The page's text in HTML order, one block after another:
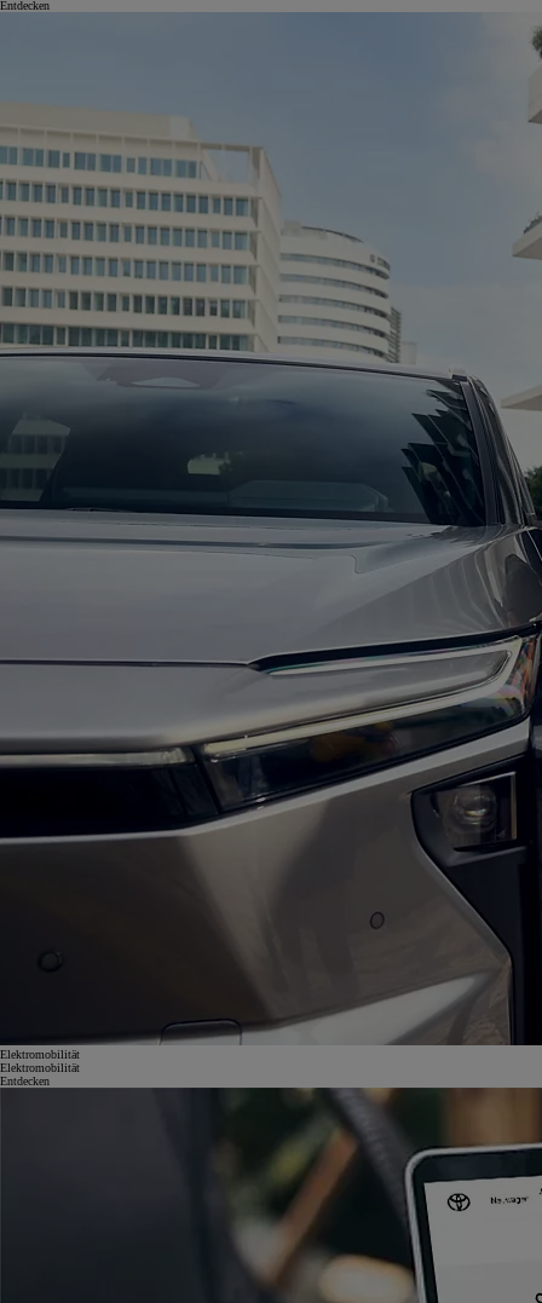
Entdecken
Elektromobilität
Elektromobilität
Entdecken